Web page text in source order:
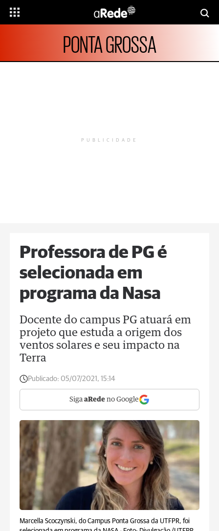
PONTA GROSSA
PUBLICIDADE
Professora de PG é
selecionada em
programa da Nasa
Docente do campus PG atuará em
projeto que estuda a origem dos
ventos solares e seu impacto na
Terra
Publicado: 05/07/2021, 15:14
Siga aRede no Google
Marcella Scoczynski, do Campus Ponta Grossa da UTFPR, foi